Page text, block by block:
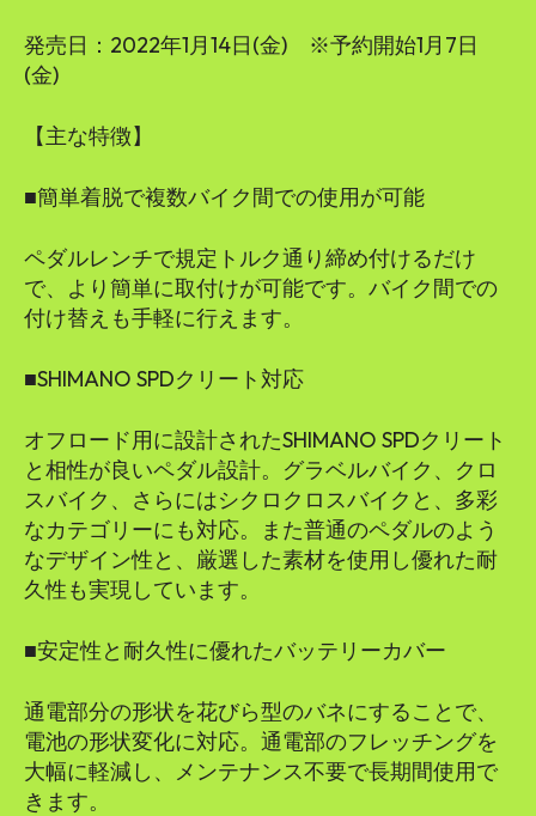
発売日：2022年1月14日(金) ※予約開始1月7日
(金)
【主な特徴】
■簡単着脱で複数バイク間での使用が可能
ペダルレンチで規定トルク通り締め付けるだけ
で、より簡単に取付けが可能です。バイク間での
付け替えも手軽に行えます。
■SHIMANO SPDクリート対応
オフロード用に設計されたSHIMANO SPDクリート
と相性が良いペダル設計。グラベルバイク、クロ
スバイク、さらにはシクロクロスバイクと、多彩
なカテゴリーにも対応。また普通のペダルのよう
なデザイン性と、厳選した素材を使用し優れた耐
久性も実現しています。
■安定性と耐久性に優れたバッテリーカバー
通電部分の形状を花びら型のバネにすることで、
電池の形状変化に対応。通電部のフレッチングを
大幅に軽減し、メンテナンス不要で長期間使用で
きます。